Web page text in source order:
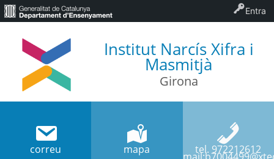
Institut Narcís Xifra i
Masmitjà
Girona
correu mapa tel. 972212612
Entra